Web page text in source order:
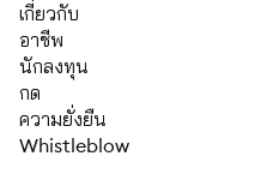
เกี่ยวกับ
อาชีพ
นักลงทุน
กด
ความยั่งยืน
Whistleblow